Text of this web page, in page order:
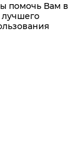
помочь Вам в
лучшего